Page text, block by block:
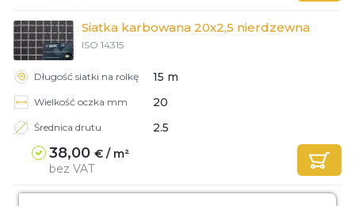
Siatka karbowana 20x2,5 nierdzewna
ISO 14315
Długość siatki na rolkę 15 m
Wielkość oczka mm 20
Średnica drutu 2.5
38,00 € / m²
bez VAT